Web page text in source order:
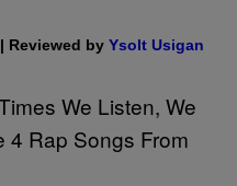
| Reviewed by Ysolt Usigan